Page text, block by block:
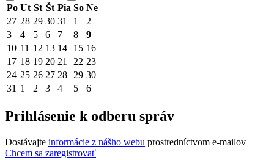
Po Ut St Št Pia So Ne
27 28 29 30 31 1
2
3
4 5 6 7 8
9
10 11 12 13 14 15 16
17 18 19 20 21 22 23
24 25 26 27 28 29 30
31 1 2 3 4 5 6
Prihlásenie k odberu správ
Dostávajte informácie z nášho webu prostredníctvom e-mailov
Chcem sa zaregistrovať